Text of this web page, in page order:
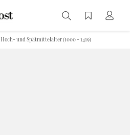
Hoch- und Spätmittelalter (1000 - 1419)